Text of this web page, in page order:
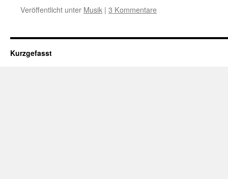
Veröffentlicht unter Musik | 3 Kommentare
Kurzgefasst